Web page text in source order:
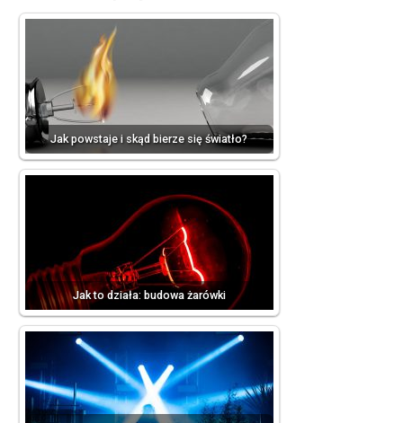
Jak powstaje i skąd bierze się światło?
Jak to działa: budowa żarówki